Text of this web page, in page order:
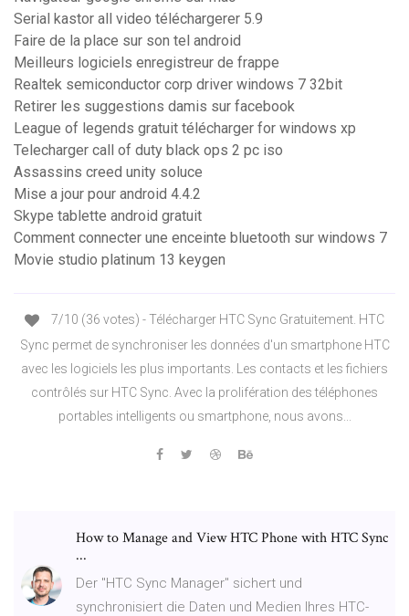
Serial kastor all video téléchargerer 5.9
Faire de la place sur son tel android
Meilleurs logiciels enregistreur de frappe
Realtek semiconductor corp driver windows 7 32bit
Retirer les suggestions damis sur facebook
League of legends gratuit télécharger for windows xp
Telecharger call of duty black ops 2 pc iso
Assassins creed unity soluce
Mise a jour pour android 4.4.2
Skype tablette android gratuit
Comment connecter une enceinte bluetooth sur windows 7
Movie studio platinum 13 keygen
7/10 (36 votes) - Télécharger HTC Sync Gratuitement. HTC
Sync permet de synchroniser les données d'un smartphone HTC
avec les logiciels les plus importants. Les contacts et les fichiers
contrôlés sur HTC Sync. Avec la prolifération des téléphones
portables intelligents ou smartphone, nous avons...
How to Manage and View HTC Phone with HTC Sync
...
Der "HTC Sync Manager" sichert und
synchronisiert die Daten und Medien Ihres HTC-